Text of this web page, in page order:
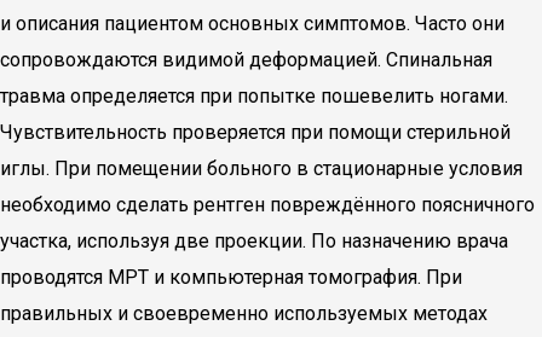
и описания пациентом основных симптомов. Часто они
сопровождаются видимой деформацией. Спинальная
травма определяется при попытке пошевелить ногами.
Чувствительность проверяется при помощи стерильной
иглы. При помещении больного в стационарные условия
необходимо сделать рентген повреждённого поясничного
участка, используя две проекции. По назначению врача
проводятся МРТ и компьютерная томография. При
правильных и своевременно используемых методах